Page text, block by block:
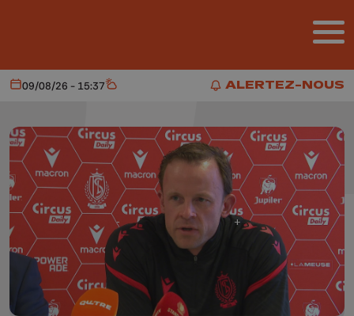
ALERTEZ-NOUS
ALERTEZ-NOUS
Aujourd'hui
09/08/26 - 15:37 Météo